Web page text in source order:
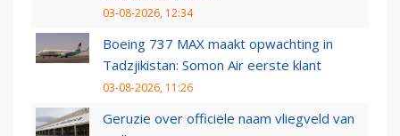
03-08-2026, 12:34
Boeing 737 MAX maakt opwachting in
Tadzjikistan: Somon Air eerste klant
03-08-2026, 11:26
Geruzie over officiële naam vliegveld van